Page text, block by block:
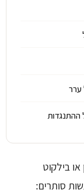
ערר
בילקוט
סותרים: